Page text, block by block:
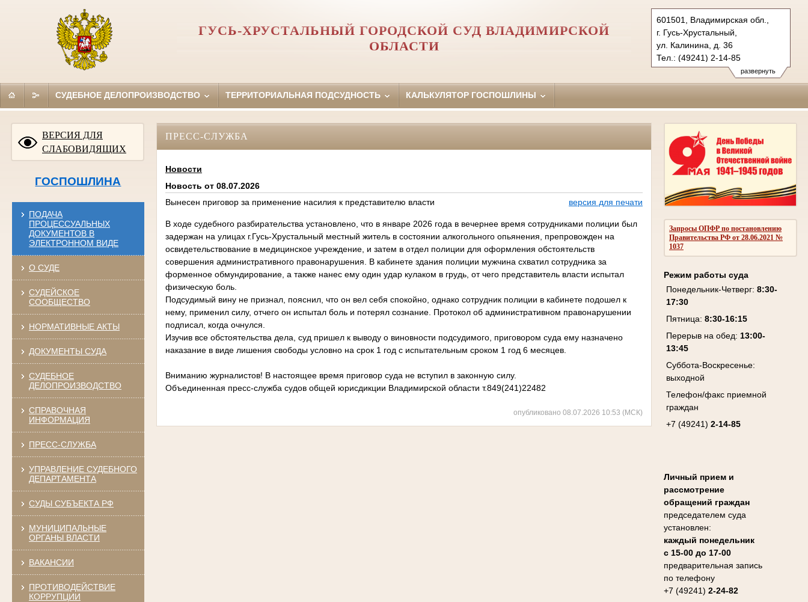
развернуть
601501, Владимирская обл.,
г. Гусь-Хрустальный,
ул. Калинина, д. 36
Тел.: (49241) 2-14-85
gus-hrustalsky.wld@sudrf.ru
ГУСЬ-ХРУСТАЛЬНЫЙ ГОРОДСКОЙ СУД ВЛАДИМИРСКОЙ
ОБЛАСТИ
СУДЕБНОЕ ДЕЛОПРОИЗВОДСТВО ТЕРРИТОРИАЛЬНАЯ ПОДСУДНОСТЬ КАЛЬКУЛЯТОР ГОСПОШЛИНЫ
ВЕРСИЯ ДЛЯ
СЛАБОВИДЯЩИХ
ГОСПОШЛИНА
ПОДАЧА
ПРОЦЕССУАЛЬНЫХ
ДОКУМЕНТОВ В
ЭЛЕКТРОННОМ ВИДЕ
О СУДЕ
СУДЕЙСКОЕ
СООБЩЕСТВО
НОРМАТИВНЫЕ АКТЫ
ДОКУМЕНТЫ СУДА
СУДЕБНОЕ
ДЕЛОПРОИЗВОДСТВО
СПРАВОЧНАЯ
ИНФОРМАЦИЯ
ПРЕСС-СЛУЖБА
УПРАВЛЕНИЕ СУДЕБНОГО
ДЕПАРТАМЕНТА
СУДЫ СУБЪЕКТА РФ
МУНИЦИПАЛЬНЫЕ
ОРГАНЫ ВЛАСТИ
ВАКАНСИИ
ПРОТИВОДЕЙСТВИЕ
КОРРУПЦИИ
Запросы ОПФР по постановлению
Правительства РФ от 28.06.2021 №
1037
Режим работы суда
Понедельник-Четверг: 8:30-
17:30
Пятница: 8:30-16:15
Перерыв на обед: 13:00-
13:45
Суббота-Воскресенье:
выходной
Телефон/факс приемной
граждан
+7 (49241) 2-14-85
Личный прием и
рассмотрение
обращений граждан
председателем суда
установлен:
каждый понедельник
с 15-00 до 17-00
предварительная запись
по телефону
+7 (49241) 2-24-82
ПРЕСС-СЛУЖБА
Новости
Новость от 08.07.2026
Вынесен приговор за применение насилия к представителю власти
версия для печати
В ходе судебного разбирательства установлено, что в январе 2026 года в вечернее время сотрудниками полиции был
задержан на улицах г.Гусь-Хрустальный местный житель в состоянии алкогольного опьянения, препровожден на
освидетельствование в медицинское учреждение, и затем в отдел полиции для оформления обстоятельств
совершения административного правонарушения. В кабинете здания полиции мужчина схватил сотрудника за
форменное обмундирование, а также нанес ему один удар кулаком в грудь, от чего представитель власти испытал
физическую боль.
Подсудимый вину не признал, пояснил, что он вел себя спокойно, однако сотрудник полиции в кабинете подошел к
нему, применил силу, отчего он испытал боль и потерял сознание. Протокол об административном правонарушении
подписал, когда очнулся.
Изучив все обстоятельства дела, суд пришел к выводу о виновности подсудимого, приговором суда ему назначено
наказание в виде лишения свободы условно на срок 1 год с испытательным сроком 1 год 6 месяцев.
Вниманию журналистов! В настоящее время приговор суда не вступил в законную силу.
Объединенная пресс-служба судов общей юрисдикции Владимирской области т.849(241)22482
опубликовано 08.07.2026 10:53 (МСК)